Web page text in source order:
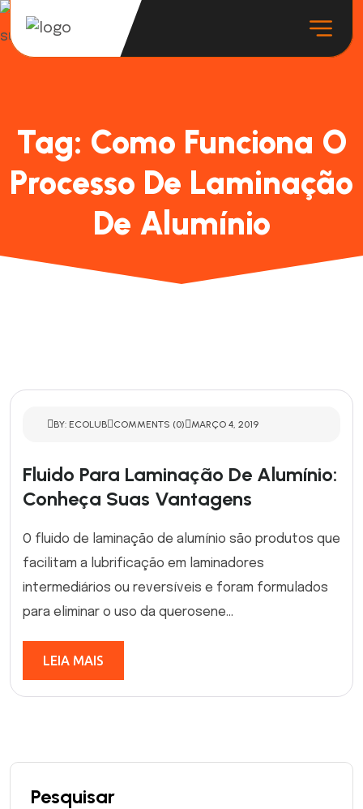
Tag: Como Funciona O
Processo De Laminação
De Alumínio
BY: ECOLUB COMMENTS (0) MARÇO 4, 2019
Fluido Para Laminação De Alumínio:
Conheça Suas Vantagens
O fluido de laminação de alumínio são produtos que
facilitam a lubrificação em laminadores
intermediários ou reversíveis e foram formulados
para eliminar o uso da querosene...
LEIA MAIS
Pesquisar